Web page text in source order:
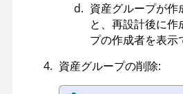
資産グループが作
と、再設計後に
プの作成者を表示
資産グループの削除: